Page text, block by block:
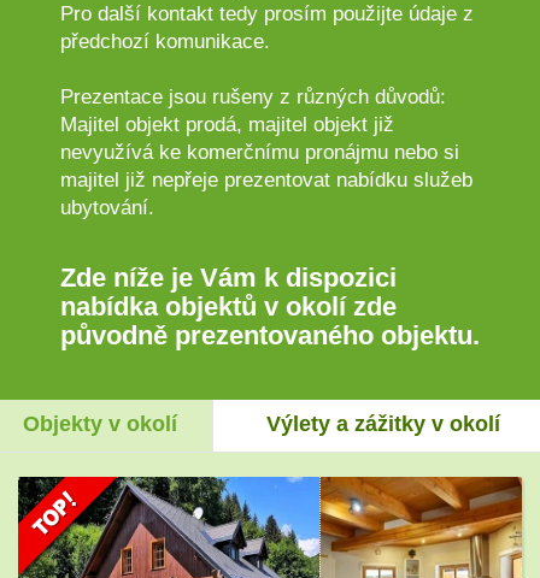
Pro další kontakt tedy prosím použijte údaje z
předchozí komunikace.
Prezentace jsou rušeny z různých důvodů:
Majitel objekt prodá, majitel objekt již
nevyužívá ke komerčnímu pronájmu nebo si
majitel již nepřeje prezentovat nabídku služeb
ubytování.
Zde níže je Vám k dispozici
nabídka objektů v okolí zde
původně prezentovaného objektu.
Objekty v okolí Výlety a zážitky v okolí